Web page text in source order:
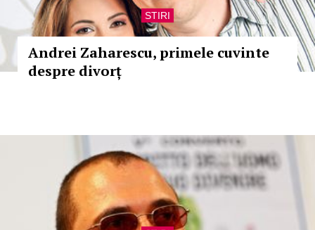
STIRI
Andrei Zaharescu, primele cuvinte
despre divorț